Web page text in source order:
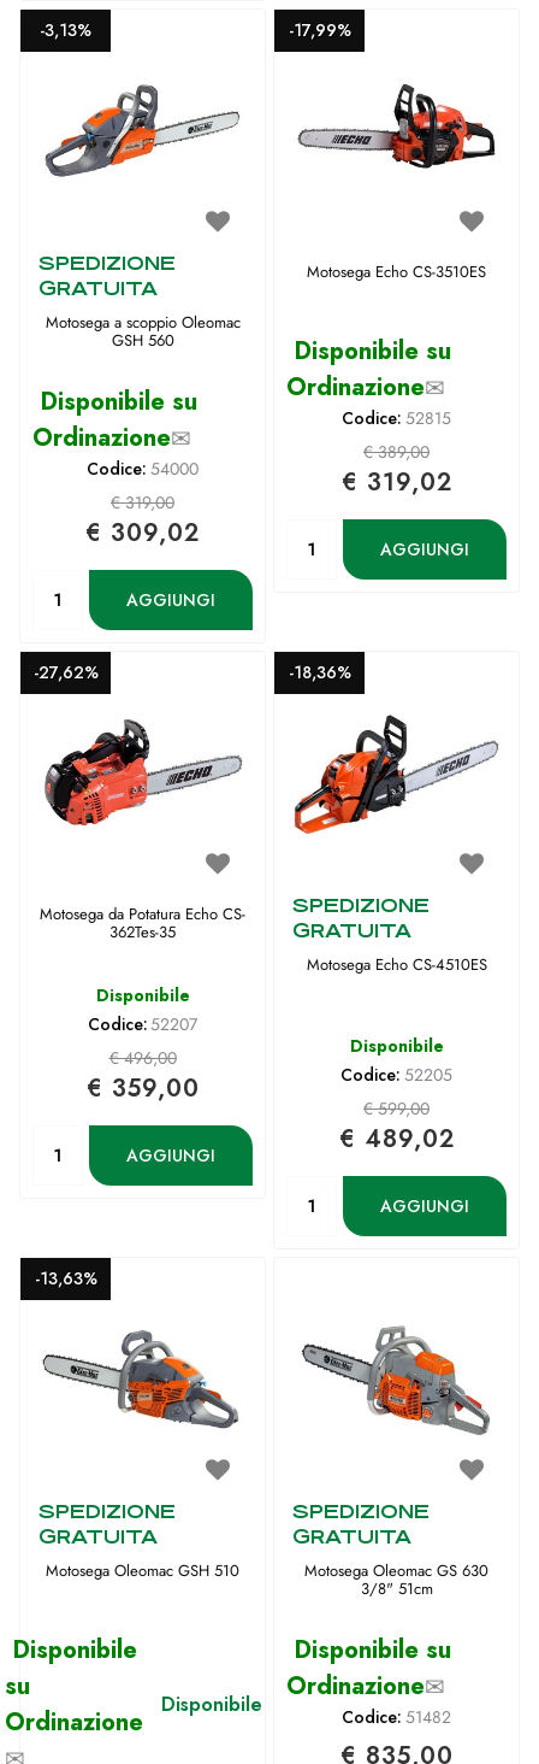
-3,13%
SPEDIZIONE
GRATUITA
Motosega a scoppio Oleomac
GSH 560
Disponibile su
Ordinazione✉
Codice: 54000
€ 319,00
€ 309,02
AGGIUNGI
-17,99%
Motosega Echo CS-3510ES
Disponibile su
Ordinazione✉
Codice: 52815
€ 389,00
€ 319,02
AGGIUNGI
-27,62%
Motosega da Potatura Echo CS-
362Tes-35
Disponibile
Codice:52207
€ 496,00
€ 359,00
AGGIUNGI
-18,36%
SPEDIZIONE
GRATUITA
Motosega Echo CS-4510ES
Disponibile
Codice: 52205
€ 599,00
€ 489,02
AGGIUNGI
-13,63%
SPEDIZIONE
GRATUITA
Motosega Oleomac GSH 510
Disponibile
su
Ordinazione
Disponibile
SPEDIZIONE
GRATUITA
Motosega Oleomac GS 630
3/8" 51cm
Disponibile su
Ordinazione✉
Codice: 51482
€ 835,00